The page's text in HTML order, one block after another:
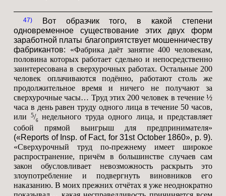
47 Вот образчик того, в какой степени
одновременное существование этих двух форм
заработной платы благоприятствует мошенничеству
фабрикантов: «Фабрика даёт занятие 400 человекам,
половина которых работает сдельно и непосредственно
заинтересована в сверхурочных работах. Остальные 200
человек оплачиваются подённо, работают столь же
продолжительное время и ничего не получают за
сверхурочные часы… Труд этих 200 человек в течение ½
часа в день равен труду одного лица в течение 50 часов,
или
5/6
недельного труда одного лица, и представляет
собой прямой выигрыш для предпринимателя»
(«Reports of Insp. of Fact, for 31st October 1860», p. 9).
«Сверхурочный труд по-прежнему имеет широкое
распространение, причём в большинстве случаев сам
закон обусловливает невозможность раскрыть это
злоупотребление и подвергнуть виновников его
наказанию. В моих прежних отчётах я уже неоднократно